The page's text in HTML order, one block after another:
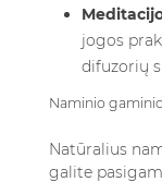
jogos
difuzorių
Naminio
Natūralius
galite